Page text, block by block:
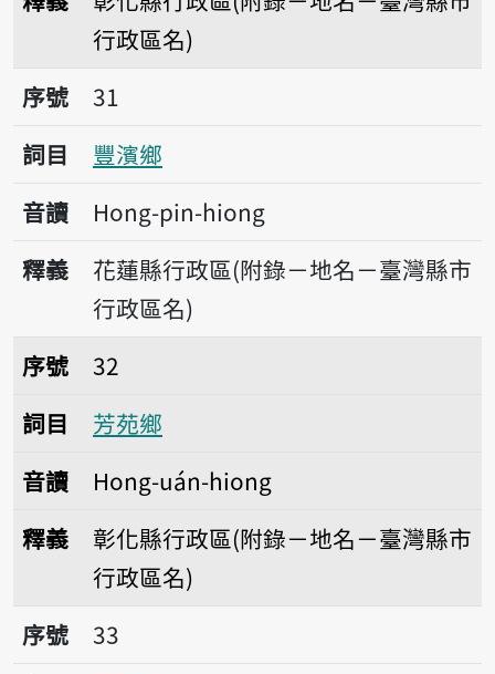
行政區名)
序號31豐濱鄉
序號
31
詞目
豐濱鄉
音讀
Hong-pin-hiong
釋義
花蓮縣行政區(附錄－地名－臺灣縣市
行政區名)
序號32芳苑鄉
序號
32
詞目
芳苑鄉
音讀
Hong-uán-hiong
釋義
彰化縣行政區(附錄－地名－臺灣縣市
行政區名)
序號33富里鄉
序號
33